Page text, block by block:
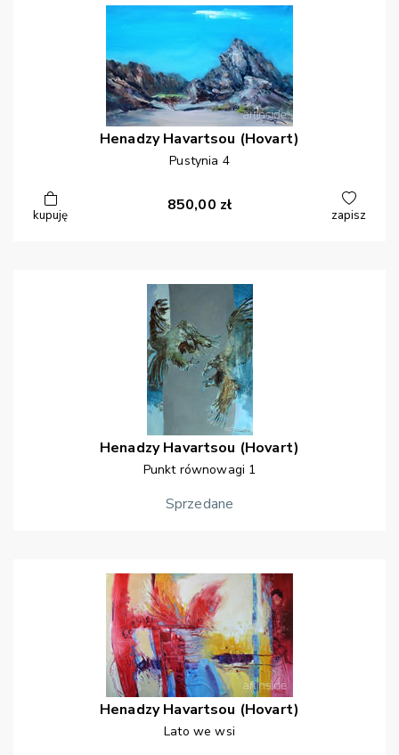
Henadzy Havartsou (Hovart)
Pustynia 4
kupuję
850,00 zł
zapisz
Henadzy Havartsou (Hovart)
Punkt równowagi 1
Sprzedane
Henadzy Havartsou (Hovart)
Lato we wsi